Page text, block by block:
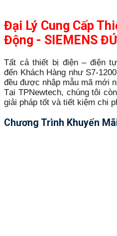
Đại Lý Cung Cấp
Động - SIEMENS
Tất cả thiết bị điện – điện
đến Khách Hàng như S7-
đều được nhập mẫu mã mới
Tại TPNewtech, chúng tôi
giải pháp tốt và tiết kiệm chi
Chương Trình Khuyến